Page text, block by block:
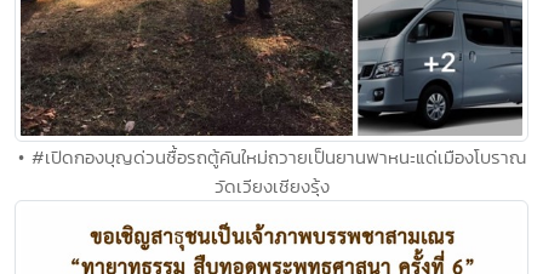
• #เปิดกองบุญด่วนซื้อรถตู้คันใหม่ถวายเป็นยานพาหนะแด่เมืองโบราณ
วัดเวียงเชียงรุ้ง